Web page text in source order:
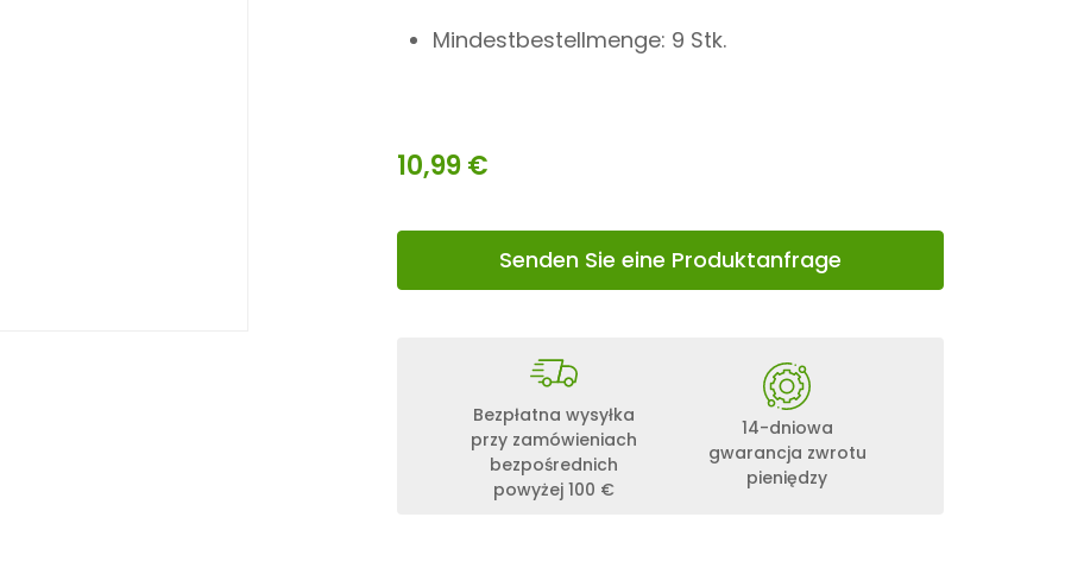
Mindestbestellmenge: 9 Stk.
10,99€
Senden Sie eine Produktanfrage
Bezpłatna wysyłka
przy zamówieniach
bezpośrednich
powyżej 100 €
14-dniowa
gwarancja zwrotu
pieniędzy